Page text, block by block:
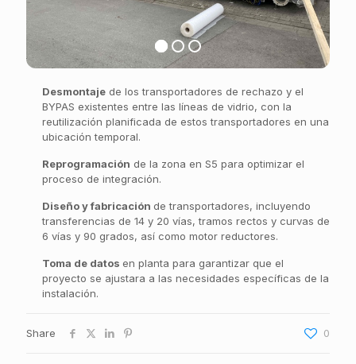
Desmontaje de los transportadores de rechazo y el
BYPAS existentes entre las líneas de vidrio, con la
reutilización planificada de estos transportadores en una
ubicación temporal.
Reprogramación de la zona en S5 para optimizar el
proceso de integración.
Diseño y fabricación de transportadores, incluyendo
transferencias de 14 y 20 vías, tramos rectos y curvas de
6 vías y 90 grados, así como motor reductores.
Toma de datos en planta para garantizar que el
proyecto se ajustara a las necesidades específicas de la
instalación.
Share 0